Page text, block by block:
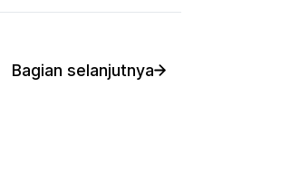
Bagian selanjutnya